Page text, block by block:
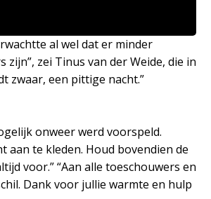
al wel dat er minder
zei Tinus van der Weide, die in
zwaar, een pittige nacht.”
onweer werd voorspeld.
aan te kleden. Houd bovendien de
voor.” “Aan alle toeschouwers en
Dank voor jullie warmte en hulp